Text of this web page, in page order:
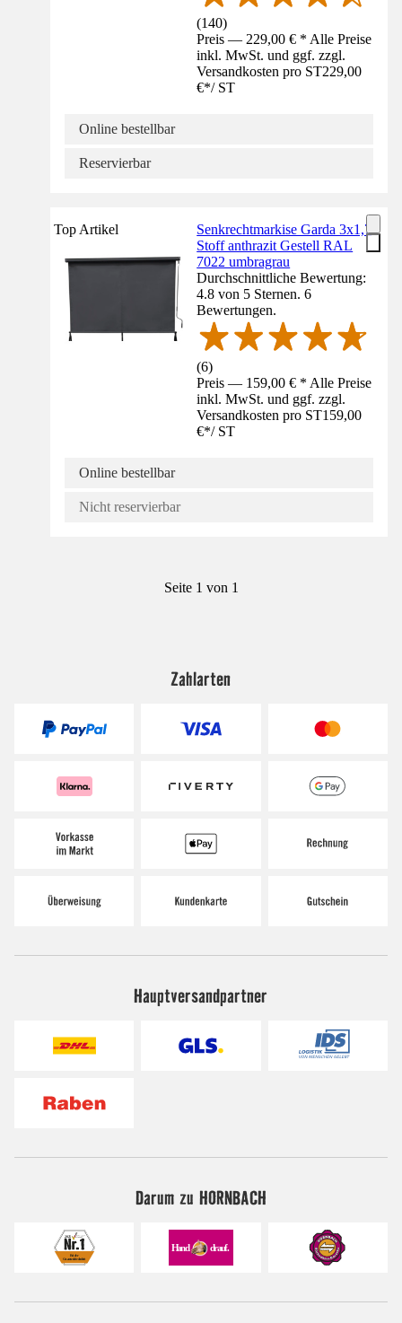
(140)
Preis — 229,00 € * Alle Preise
inkl. MwSt. und ggf. zzgl.
Versandkosten pro ST229,00
€*/ ST
Online bestellbar
Reservierbar
Top Artikel
Senkrechtmarkise Garda 3x1,7
Stoff anthrazit Gestell RAL
7022 umbragrau
Durchschnittliche Bewertung:
4.8 von 5 Sternen. 6
Bewertungen.
(6)
Preis — 159,00 € * Alle Preise
inkl. MwSt. und ggf. zzgl.
Versandkosten pro ST159,00
€*/ ST
Online bestellbar
Nicht reservierbar
Seite 1 von 1
Zahlarten
Hauptversandpartner
Darum zu HORNBACH